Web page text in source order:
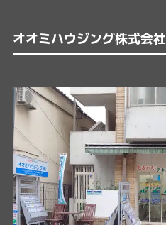
オオミハウジング株式会社